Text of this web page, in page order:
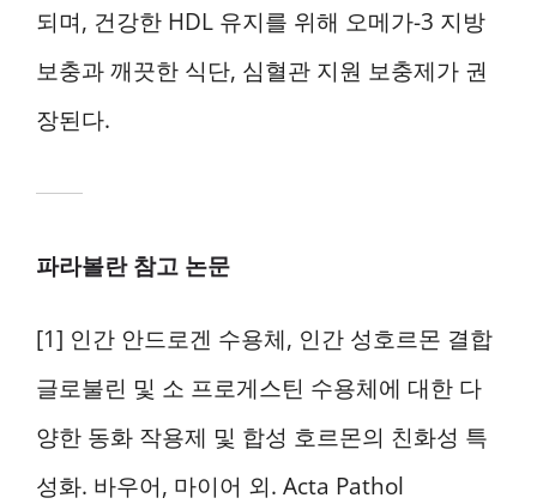
되며, 건강한 HDL 유지를 위해 오메가-3 지방
보충과 깨끗한 식단, 심혈관 지원 보충제가 권
장된다.
파라볼란 참고 논문
[1] 인간 안드로겐 수용체, 인간 성호르몬 결합
글로불린 및 소 프로게스틴 수용체에 대한 다
양한 동화 작용제 및 합성 호르몬의 친화성 특
성화. 바우어, 마이어 외. Acta Pathol